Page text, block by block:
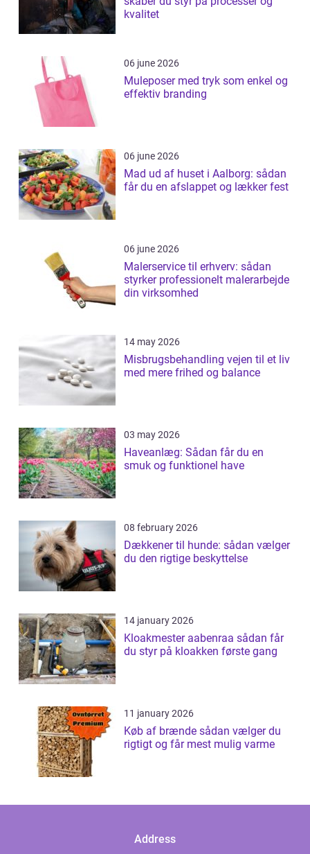
kvalitet
06 june 2026
Muleposer med tryk som enkel og
effektiv branding
06 june 2026
Mad ud af huset i Aalborg: sådan
får du en afslappet og lækker fest
06 june 2026
Malerservice til erhverv: sådan
styrker professionelt malerarbejde
din virksomhed
14 may 2026
Misbrugsbehandling vejen til et liv
med mere frihed og balance
03 may 2026
Haveanlæg: Sådan får du en
smuk og funktionel have
08 february 2026
Dækkener til hunde: sådan vælger
du den rigtige beskyttelse
14 january 2026
Kloakmester aabenraa sådan får
du styr på kloakken første gang
11 january 2026
Køb af brænde sådan vælger du
rigtigt og får mest mulig varme
Address